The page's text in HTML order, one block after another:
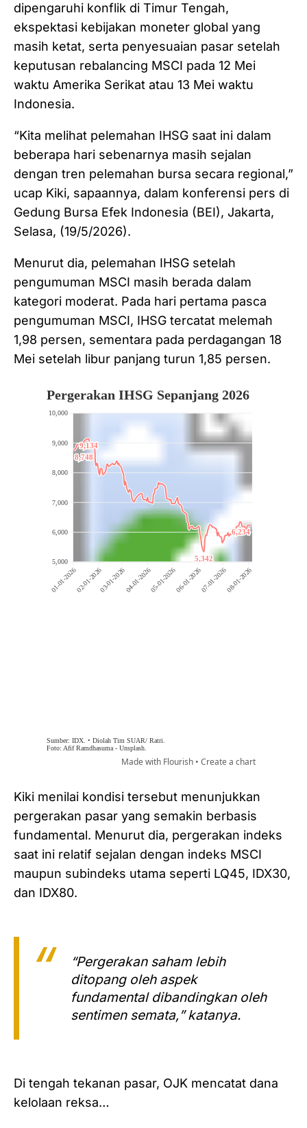
dipengaruhi konflik di Timur Tengah,
ekspektasi kebijakan moneter global yang
masih ketat, serta penyesuaian pasar setelah
keputusan rebalancing MSCI pada 12 Mei
waktu Amerika Serikat atau 13 Mei waktu
Indonesia.
“Kita melihat pelemahan IHSG saat ini dalam
beberapa hari sebenarnya masih sejalan
dengan tren pelemahan bursa secara regional,”
ucap Kiki, sapaannya, dalam konferensi pers di
Gedung Bursa Efek Indonesia (BEI), Jakarta,
Selasa, (19/5/2026).
Menurut dia, pelemahan IHSG setelah
pengumuman MSCI masih berada dalam
kategori moderat. Pada hari pertama pasca
pengumuman MSCI, IHSG tercatat melemah
1,98 persen, sementara pada perdagangan 18
Mei setelah libur panjang turun 1,85 persen.
Kiki menilai kondisi tersebut menunjukkan
pergerakan pasar yang semakin berbasis
fundamental. Menurut dia, pergerakan indeks
saat ini relatif sejalan dengan indeks MSCI
maupun subindeks utama seperti LQ45, IDX30,
dan IDX80.
“Pergerakan saham lebih
ditopang oleh aspek
fundamental dibandingkan oleh
sentimen semata,” katanya.
Di tengah tekanan pasar, OJK mencatat dana
kelolaan reksa…